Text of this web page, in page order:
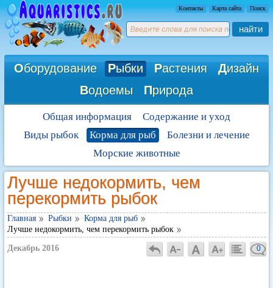
Контакты Карта сайта Поиск
найти
Оборудование Рыбки Растения Дизайн
Водоемы Природа
Общая информация
Содержание и уход
Виды рыбок
Корма для рыб
Болезни и лечение
Морские животные
Лучше недокормить, чем
перекормить рыбок
Главная Рыбки
Корма для рыб
Лучше недокормить, чем перекормить рыбок
Декабрь 2016 0